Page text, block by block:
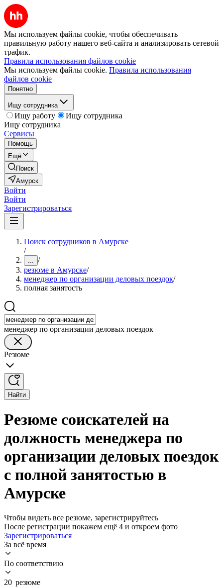
Мы используем файлы cookie, чтобы обеспечивать
правильную работу нашего веб-сайта и анализировать сетевой
трафик.
Правила использования файлов cookie
Мы используем файлы cookie. Правила использования
файлов cookie
Понятно
Ищу сотрудника
Ищу работу
Ищу сотрудника
Ищу сотрудника
Сервисы
Помощь
Ещё
Поиск
Амурск
Войти
Войти
Зарегистрироваться
Поиск сотрудников в Амурске
/
... /
резюме в Амурске/
менеджер по организации деловых поездок/
полная занятость
менеджер по организации деловых поездок
Резюме
Найти
Резюме соискателей на
должность менеджера по
организации деловых поездок
с полной занятостью в
Амурске
Чтобы видеть все резюме, зарегистрируйтесь
После регистрации покажем ещё 4 и откроем фото
Зарегистрироваться
За всё время
По соответствию
20 резюме